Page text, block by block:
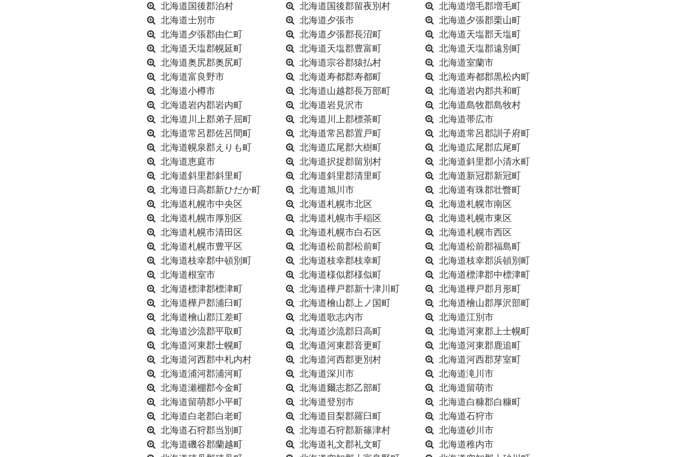
北海道国後郡泊村
北海道国後郡留夜別村
北海道増毛郡増毛町
北海道士別市
北海道夕張市
北海道夕張郡栗山町
北海道夕張郡由仁町
北海道夕張郡長沼町
北海道天塩郡天塩町
北海道天塩郡幌延町
北海道天塩郡豊富町
北海道天塩郡遠別町
北海道奥尻郡奥尻町
北海道宗谷郡猿払村
北海道室蘭市
北海道富良野市
北海道寿都郡寿都町
北海道寿都郡黒松内町
北海道小樽市
北海道山越郡長万部町
北海道岩内郡共和町
北海道岩内郡岩内町
北海道岩見沢市
北海道島牧郡島牧村
北海道川上郡弟子屈町
北海道川上郡標茶町
北海道帯広市
北海道常呂郡佐呂間町
北海道常呂郡置戸町
北海道常呂郡訓子府町
北海道幌泉郡えりも町
北海道広尾郡大樹町
北海道広尾郡広尾町
北海道恵庭市
北海道択捉郡留別村
北海道斜里郡小清水町
北海道斜里郡斜里町
北海道斜里郡清里町
北海道新冠郡新冠町
北海道日高郡新ひだか町
北海道旭川市
北海道有珠郡壮瞥町
北海道札幌市中央区
北海道札幌市北区
北海道札幌市南区
北海道札幌市厚別区
北海道札幌市手稲区
北海道札幌市東区
北海道札幌市清田区
北海道札幌市白石区
北海道札幌市西区
北海道札幌市豊平区
北海道松前郡松前町
北海道松前郡福島町
北海道枝幸郡中頓別町
北海道枝幸郡枝幸町
北海道枝幸郡浜頓別町
北海道根室市
北海道様似郡様似町
北海道標津郡中標津町
北海道標津郡標津町
北海道樺戸郡新十津川町
北海道樺戸郡月形町
北海道樺戸郡浦臼町
北海道檜山郡上ノ国町
北海道檜山郡厚沢部町
北海道檜山郡江差町
北海道歌志内市
北海道江別市
北海道沙流郡平取町
北海道沙流郡日高町
北海道河東郡上士幌町
北海道河東郡士幌町
北海道河東郡音更町
北海道河東郡鹿追町
北海道河西郡中札内村
北海道河西郡更別村
北海道河西郡芽室町
北海道浦河郡浦河町
北海道深川市
北海道滝川市
北海道瀬棚郡今金町
北海道爾志郡乙部町
北海道留萌市
北海道留萌郡小平町
北海道登別市
北海道白糠郡白糠町
北海道白老郡白老町
北海道目梨郡羅臼町
北海道石狩市
北海道石狩郡当別町
北海道石狩郡新篠津村
北海道砂川市
北海道磯谷郡蘭越町
北海道礼文郡礼文町
北海道稚内市